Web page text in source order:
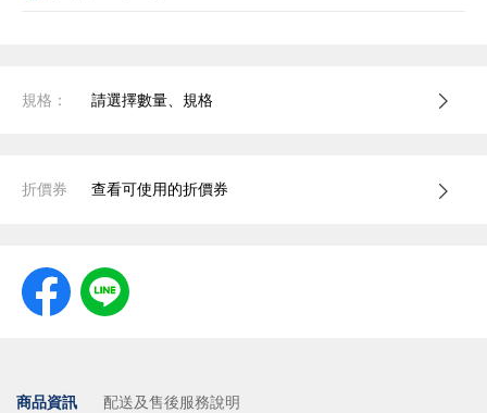
規格： 請選擇數量、規格
折價券 查看可使用的折價券
商品資訊 配送及售後服務說明